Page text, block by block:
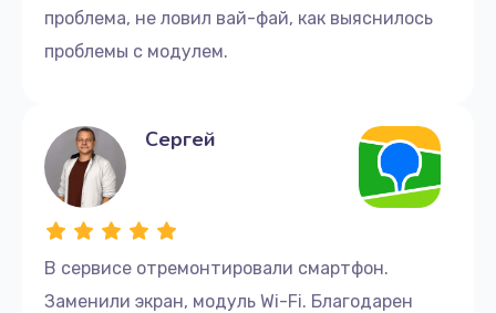
проблема, не ловил вай-фай, как выяснилось
проблемы с модулем.
В сервисе отремонтировали смартфон.
Заменили экран, модуль Wi-Fi. Благодарен
Сергей